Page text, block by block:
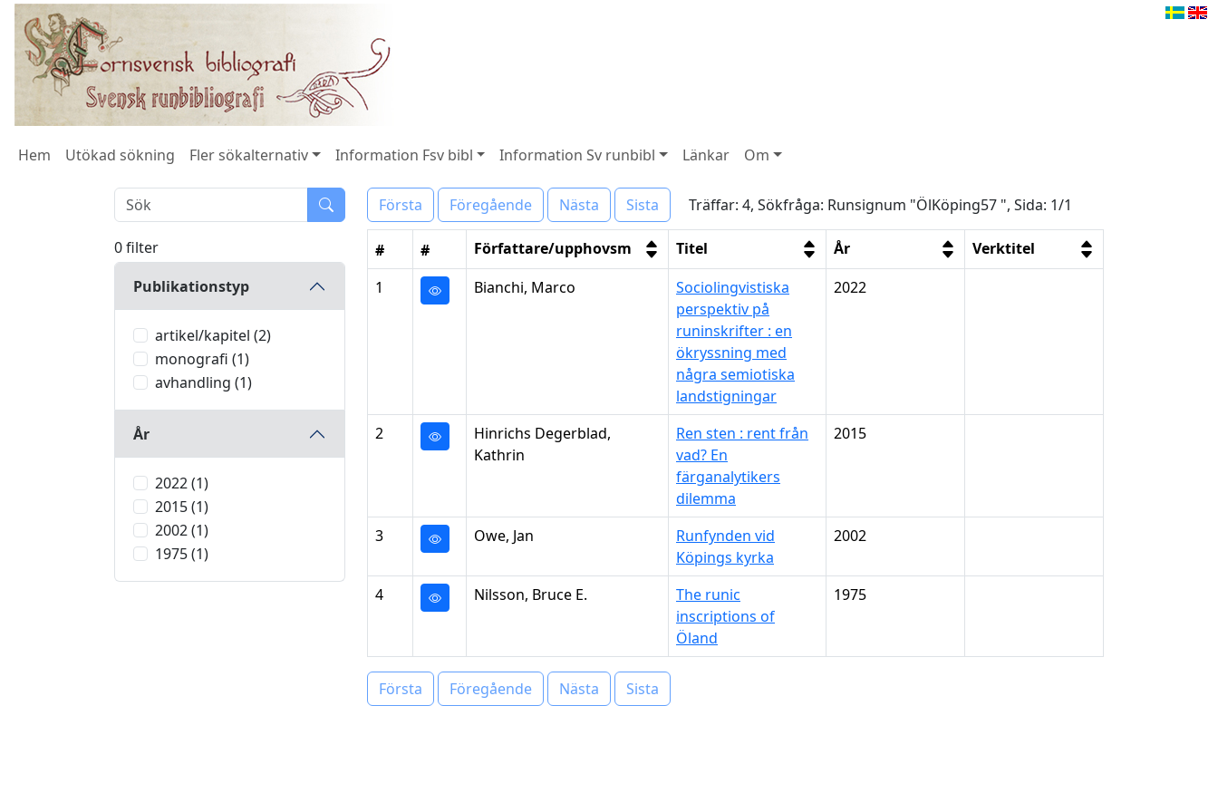
Hem Utökad sökning Fler sökalternativ Information Fsv bibl Information Sv runbibl Länkar Om
0 filter
Publikationstyp
artikel/kapitel (2)
monografi (1)
avhandling (1)
År
2022 (1)
2015 (1)
2002 (1)
1975 (1)
Första Föregående Nästa Sista Träffar: 4, Sökfråga: Runsignum "ÖlKöping57 ", Sida: 1/1
# # Författare/upphovsm Titel År
Verktitel
1
Bianchi, Marco
Sociolingvistiska
perspektiv på
runinskrifter : en
ökryssning med
några semiotiska
landstigningar
2022
2
Hinrichs Degerblad,
Kathrin
Ren sten : rent från
vad? En
färganalytikers
dilemma
2015
3 Owe, Jan
Runfynden vid
Köpings kyrka
2002
4 Nilsson, Bruce E.
The runic
inscriptions of
Öland
1975
Första Föregående Nästa Sista